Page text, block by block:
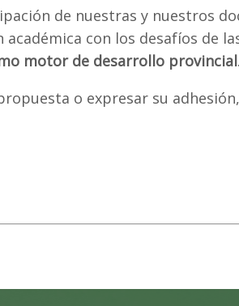
de nuestras y nuestros
con los desafíos de
motor de desarrollo provincial.
o expresar su